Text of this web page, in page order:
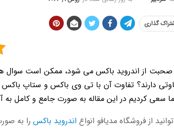
گذاری
صحبت از اندروید باکس می شود، ممکن است سوال
دارند؟ تفاوت آن با تی وی باکس و ستاپ باکس
سعی کردیم در این مقاله به صورت جامع و کامل
از فروشگاه مدیافو انواع اندروید باکس را به